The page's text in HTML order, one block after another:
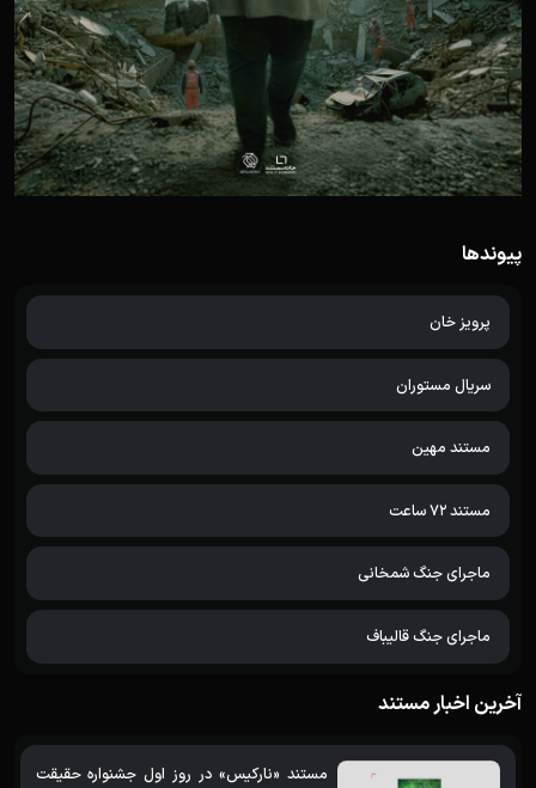
پیوندها
پرویز خان
سریال مستوران
مستند مهین
مستند 72 ساعت
ماجرای جنگ شمخانی
ماجرای جنگ قالیباف
آخرین اخبار مستند
مستند «نارکیس» در روز اول جشنواره حقیقت